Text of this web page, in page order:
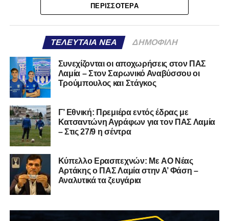
ΠΕΡΙΣΣΌΤΕΡΑ
ΤΕΛΕΥΤΑΊΑ ΝΈΑ ΔΗΜΟΦΙΛΉ
Συνεχίζονται οι αποχωρήσεις στον ΠΑΣ
Λαμία – Στον Σαρωνικό Αναβύσσου οι
Τρούμπουλος και Στάγκος
Γ’ Εθνική: Πρεμιέρα εντός έδρας με
Κατσαντώνη Αγράφων για τον ΠΑΣ Λαμία
– Στις 27/9 η σέντρα
Kύπελλο Ερασιτεχνών: Με AO Nέας
Αρτάκης ο ΠΑΣ Λαμία στην Α’ Φάση –
Αναλυτικά τα ζευγάρια